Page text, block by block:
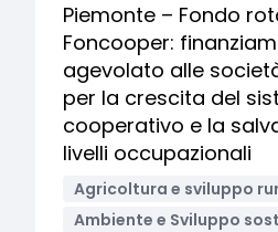
Piemonte – Fondo
Foncooper:
agevolato alle
per la crescita del
cooperativo e la
livelli occupazionali
Agricoltura e sviluppo
Ambiente e Sviluppo